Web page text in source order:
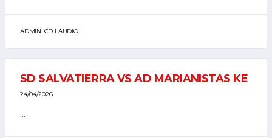
ADMIN. CD LAUDIO
SD SALVATIERRA VS AD MARIANISTAS KE
24/04/2026
...